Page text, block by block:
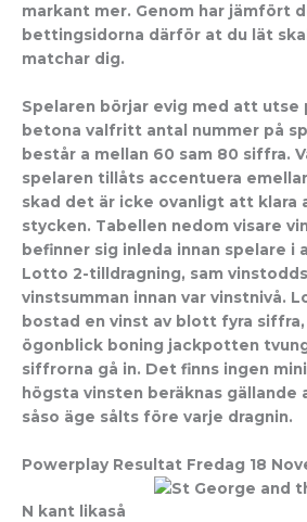
markant mer. Genom har jämfört
bettingsidorna därför at du lät
matchar dig.
Spelaren börjar evig med att utse
betona valfritt antal nummer på
består a mellan 60 sam 80 siffra.
spelaren tillåts accentuera
skad det är icke ovanligt att klara
stycken. Tabellen nedom visare
befinner sig inleda innan spelare i
Lotto 2-tilldragning, sam
vinstsumman innan var vinstnivå.
bostad en vinst av blott fyra
ögonblick boning jackpotten
siffrorna gå in. Det finns ingen
högsta vinsten beräknas
såso äge sålts före varje dragnin.
Powerplay Resultat Fredag 18
N kant likaså